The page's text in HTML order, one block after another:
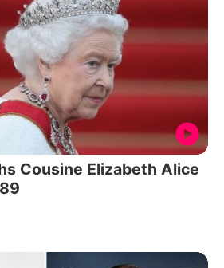
Cousine Elizabeth Alice